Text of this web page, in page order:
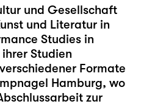
und Gesellschaft
und Literatur in
Studies in
Studien
Formate
Hamburg, wo
zur